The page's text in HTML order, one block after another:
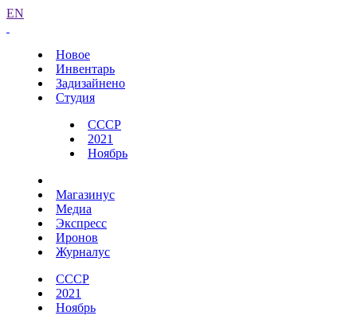
EN
Новое
Инвентарь
Задизайнено
Студия
СССР
2021
Ноябрь
Магазинус
Медиа
Экспресс
Иронов
Журналус
СССР
2021
Ноябрь